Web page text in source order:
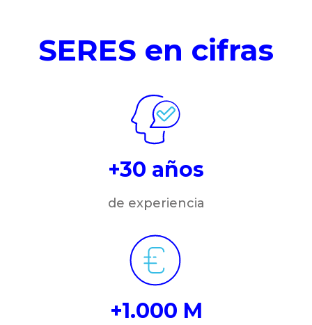
SERES en cifras
+30 años
de experiencia
+1.000 M